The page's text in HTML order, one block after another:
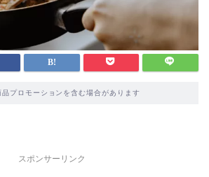
品プロモーションを含む場合があります
スポンサーリンク